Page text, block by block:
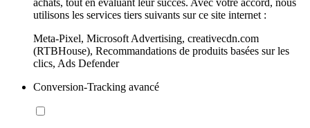
utilisons les services tiers suivants sur ce site internet :
Meta-Pixel, Microsoft Advertising, creativecdn.com
(RTBHouse), Recommandations de produits basées sur les
clics, Ads Defender
Conversion-Tracking avancé